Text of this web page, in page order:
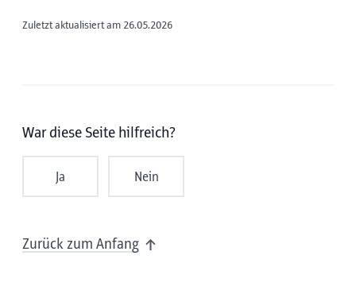
Zuletzt aktualisiert am 26.05.2026
War diese Seite hilfreich?
Ja Nein
Zurück zum Anfang